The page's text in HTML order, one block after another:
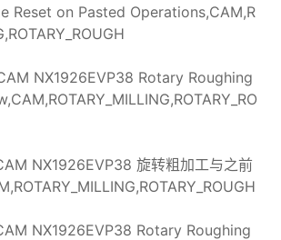
Reset on Pasted Operations,CAM,R
NX1926EVP38 Rotary Roughing
NX1926EVP38 旋转粗加工与之前
NX1926EVP38 Rotary Roughing